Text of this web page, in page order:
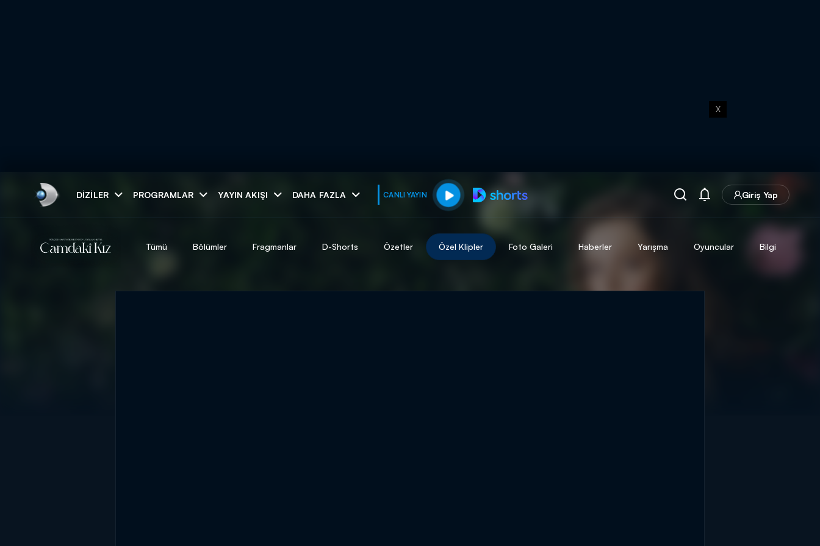
X
DIZILER PROGRAMLAR YAYIN AKIŞI DAHA FAZLA CANLI YAYIN Giriş Yap
muhteşem ikili
Tümü Bölümler Fragmanlar D-Shorts Özetler Özel Klipler Foto Galeri Haberler Yarışma Oyuncular Bilgi